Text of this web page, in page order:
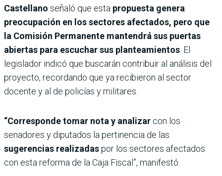
Castellano señaló que esta propuesta genera
preocupación en los sectores afectados, pero que
la Comisión Permanente mantendrá sus puertas
abiertas para escuchar sus planteamientos . El
legislador indicó que buscarán contribuir al análisis del
proyecto, recordando que ya recibieron al sector
docente y al de policías y militares.
“Corresponde tomar nota y analizar con los
senadores y diputados la pertinencia de las
sugerencias realizadaspor los sectores afectados
con esta reforma de la Caja Fiscal”, manifestó.